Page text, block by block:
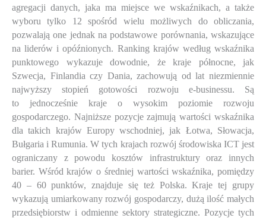
agregacji danych, jaka ma miejsce we wskaźnikach, a także
wyboru tylko 12 spośród wielu możliwych do obliczania,
pozwalają one jednak na podstawowe porównania, wskazujące
na liderów i opóźnionych. Ranking krajów według wskaźnika
punktowego wykazuje dowodnie, że kraje północne, jak
Szwecja, Finlandia czy Dania, zachowują od lat niezmiennie
najwyższy stopień gotowości rozwoju e-businessu. Są
to jednocześnie kraje o wysokim poziomie rozwoju
gospodarczego. Najniższe pozycje zajmują wartości wskaźnika
dla takich krajów Europy wschodniej, jak Łotwa, Słowacja,
Bułgaria i Rumunia. W tych krajach rozwój środowiska ICT jest
ograniczany z powodu kosztów infrastruktury oraz innych
barier. Wśród krajów o średniej wartości wskaźnika, pomiędzy
40 – 60 punktów, znajduje się też Polska. Kraje tej grupy
wykazują umiarkowany rozwój gospodarczy, dużą ilość małych
przedsiębiorstw i odmienne sektory strategiczne. Pozycje tych